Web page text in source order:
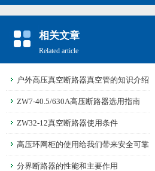
相关文章
Related article
户外高压真空断路器真空管的知识介绍
ZW7-40.5/630A高压断路器选用指南
ZW32-12真空断路器使用条件
高压环网柜的使用给我们带来安全可靠
分界断路器的性能和主要作用